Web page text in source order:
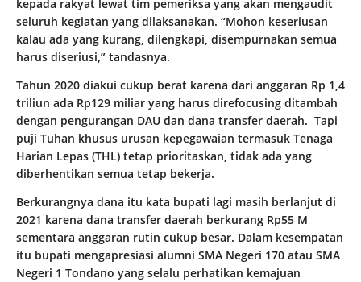
kepada rakyat lewat tim pemeriksa yang akan mengaudit
seluruh kegiatan yang dilaksanakan. “Mohon keseriusan
kalau ada yang kurang, dilengkapi, disempurnakan semua
harus diseriusi,” tandasnya.
Tahun 2020 diakui cukup berat karena dari anggaran Rp 1,4
triliun ada Rp129 miliar yang harus direfocusing ditambah
dengan pengurangan DAU dan dana transfer daerah. Tapi
puji Tuhan khusus urusan kepegawaian termasuk Tenaga
Harian Lepas (THL) tetap prioritaskan, tidak ada yang
diberhentikan semua tetap bekerja.
Berkurangnya dana itu kata bupati lagi masih berlanjut di
2021 karena dana transfer daerah berkurang Rp55 M
sementara anggaran rutin cukup besar. Dalam kesempatan
itu bupati mengapresiasi alumni SMA Negeri 170 atau SMA
Negeri 1 Tondano yang selalu perhatikan kemajuan